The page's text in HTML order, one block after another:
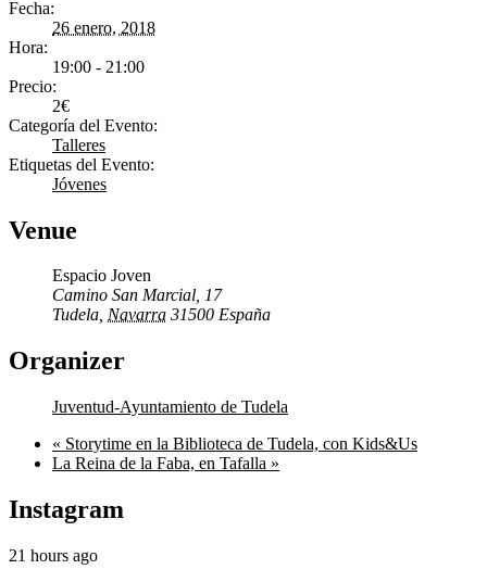
Fecha:
26 enero, 2018
Hora:
19:00 - 21:00
Precio:
2€
Categoría del Evento:
Talleres
Etiquetas del Evento:
Jóvenes
Venue
Espacio Joven
Camino San Marcial, 17
Tudela, Navarra 31500 España
Organizer
Juventud-Ayuntamiento de Tudela
« Storytime en la Biblioteca de Tudela, con Kids&Us
La Reina de la Faba, en Tafalla »
Instagram
21 hours ago